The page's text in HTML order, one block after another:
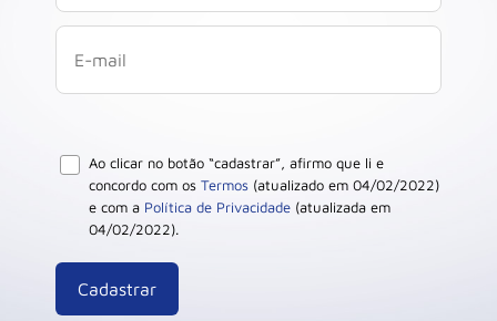
Ao clicar no botão “cadastrar”, afirmo que li e
concordo com os Termos (atualizado em 04/02/2022)
e com a Política de Privacidade (atualizada em
04/02/2022).